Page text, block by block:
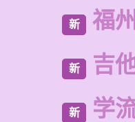
新 福
新 吉
新 学